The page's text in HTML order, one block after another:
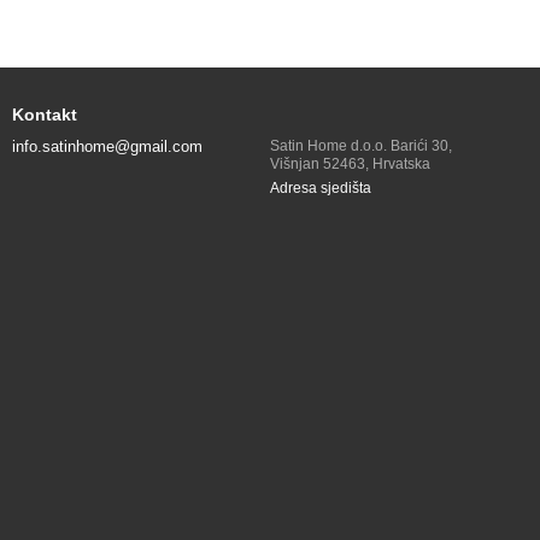
Kontakt
info.satinhome@gmail.com
Satin Home d.o.o. Barići 30,
Višnjan 52463, Hrvatska
Adresa sjedišta